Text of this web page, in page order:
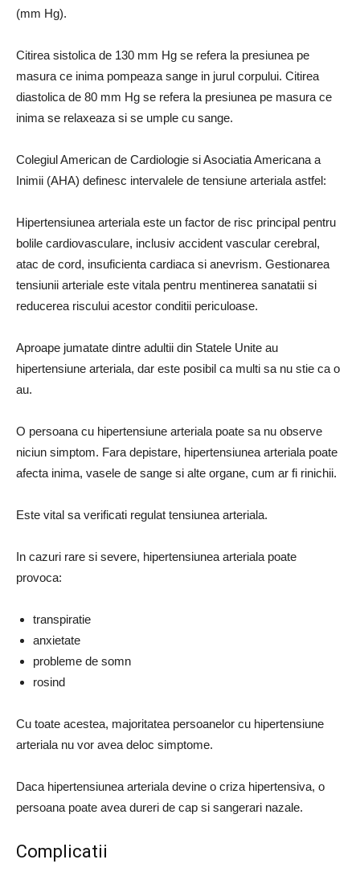
(mm Hg).
Citirea sistolica de 130 mm Hg se refera la presiunea pe
masura ce inima pompeaza sange in jurul corpului. Citirea
diastolica de 80 mm Hg se refera la presiunea pe masura ce
inima se relaxeaza si se umple cu sange.
Colegiul American de Cardiologie si Asociatia Americana a
Inimii (AHA) definesc intervalele de tensiune arteriala astfel:
Hipertensiunea arteriala este un factor de risc principal pentru
bolile cardiovasculare, inclusiv accident vascular cerebral,
atac de cord, insuficienta cardiaca si anevrism. Gestionarea
tensiunii arteriale este vitala pentru mentinerea sanatatii si
reducerea riscului acestor conditii periculoase.
Aproape jumatate dintre adultii din Statele Unite au
hipertensiune arteriala, dar este posibil ca multi sa nu stie ca o
au.
O persoana cu hipertensiune arteriala poate sa nu observe
niciun simptom. Fara depistare, hipertensiunea arteriala poate
afecta inima, vasele de sange si alte organe, cum ar fi rinichii.
Este vital sa verificati regulat tensiunea arteriala.
In cazuri rare si severe, hipertensiunea arteriala poate
provoca:
transpiratie
anxietate
probleme de somn
rosind
Cu toate acestea, majoritatea persoanelor cu hipertensiune
arteriala nu vor avea deloc simptome.
Daca hipertensiunea arteriala devine o criza hipertensiva, o
persoana poate avea dureri de cap si sangerari nazale.
Complicatii